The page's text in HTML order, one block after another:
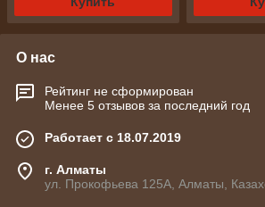
О нас
Рейтинг не сформирован
Менее 5 отзывов за последний год
Работает с 18.07.2019
г. Алматы
ул. Прокофьева 125А, Алматы,